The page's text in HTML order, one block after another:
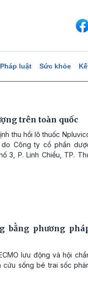
Pháp luật Sức khỏe
trên toàn quốc
thu hồi lô thuốc
Công ty cổ phần
3, P. Linh Chiểu, TP.
bằng phương
lưu động và hội
cứu sống bé trai sốc